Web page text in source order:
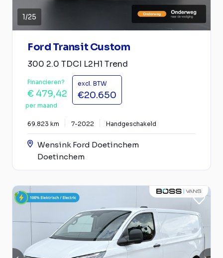
1/25
Ford Transit Custom
300 2.0 TDCI L2H1 Trend
Financieren?
€ 479,42
per maand
excl. BTW
€20.650
69.823 km 7-2022 Handgeschakeld
Wensink Ford Doetinchem
Doetinchem